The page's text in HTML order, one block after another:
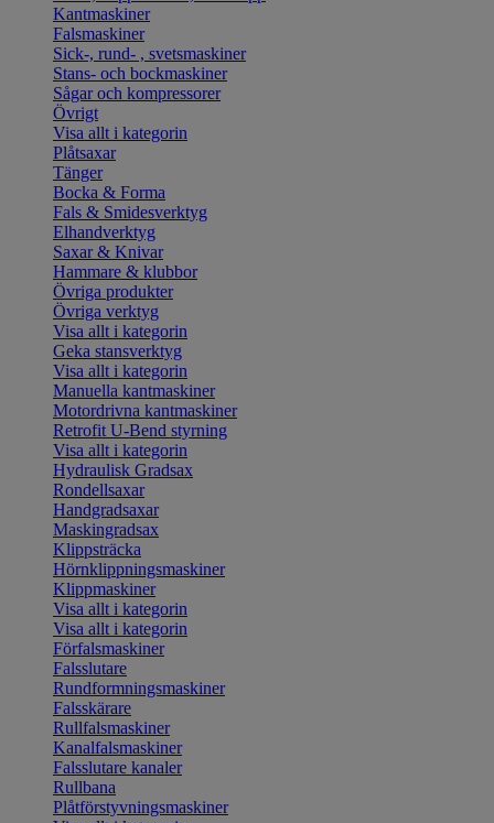
Kantmaskiner
Falsmaskiner
Sick-, rund- , svetsmaskiner
Stans- och bockmaskiner
Sågar och kompressorer
Övrigt
Visa allt i kategorin
Plåtsaxar
Tänger
Bocka & Forma
Fals & Smidesverktyg
Elhandverktyg
Saxar & Knivar
Hammare & klubbor
Övriga produkter
Övriga verktyg
Visa allt i kategorin
Geka stansverktyg
Visa allt i kategorin
Manuella kantmaskiner
Motordrivna kantmaskiner
Retrofit U-Bend styrning
Visa allt i kategorin
Hydraulisk Gradsax
Rondellsaxar
Handgradsaxar
Maskingradsax
Klippsträcka
Hörnklippningsmaskiner
Klippmaskiner
Visa allt i kategorin
Visa allt i kategorin
Förfalsmaskiner
Falsslutare
Rundformningsmaskiner
Falsskärare
Rullfalsmaskiner
Kanalfalsmaskiner
Falsslutare kanaler
Rullbana
Plåtförstyvningsmaskiner